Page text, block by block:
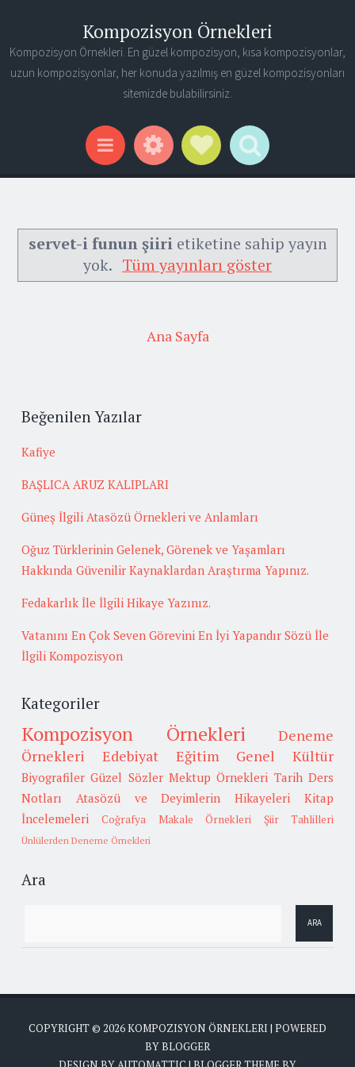
Kompozisyon Örnekleri
Kompozisyon Örnekleri. En güzel kompozisyon, kısa kompozisyonlar,
uzun kompozisyonlar, her konuda yazılmış en güzel kompozisyonları
sitemizde bulabilirsiniz.
Menu WidgetsSocial Links
Search
servet-i funun şiirietiketine sahip yayın
yok. Tüm yayınları göster
Ana Sayfa
Beğenilen Yazılar
Kafiye
BAŞLICA ARUZ KALIPLARI
Güneş İlgili Atasözü Örnekleri ve Anlamları
Oğuz Türklerinin Gelenek, Görenek ve Yaşamları
Hakkında Güvenilir Kaynaklardan Araştırma Yapınız.
Fedakarlık İle İlgili Hikaye Yazınız.
Vatanını En Çok Seven Görevini En İyi Yapandır Sözü İle
İlgili Kompozisyon
Kategoriler
Kompozisyon Örnekleri
Deneme
Örnekleri
Edebiyat Eğitim Genel Kültür
Biyografiler Güzel Sözler Mektup Örnekleri Tarih Ders
Notları
Atasözü ve Deyimlerin Hikayeleri
Kitap
İncelemeleri
Coğrafya Makale Örnekleri Şiir Tahlilleri
Ünlülerden Deneme Örnekleri
Ara
COPYRIGHT © 2026KOMPOZISYON ÖRNEKLERI | POWERED
BYBLOGGER